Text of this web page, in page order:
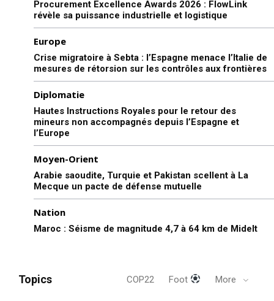
Procurement Excellence Awards 2026 : FlowLink
révèle sa puissance industrielle et logistique
Europe
Crise migratoire à Sebta : l’Espagne menace l’Italie de
mesures de rétorsion sur les contrôles aux frontières
Diplomatie
Hautes Instructions Royales pour le retour des
mineurs non accompagnés depuis l’Espagne et
l’Europe
Moyen-Orient
Arabie saoudite, Turquie et Pakistan scellent à La
Mecque un pacte de défense mutuelle
Nation
Maroc : Séisme de magnitude 4,7 à 64 km de Midelt
Topics COP22 Foot More